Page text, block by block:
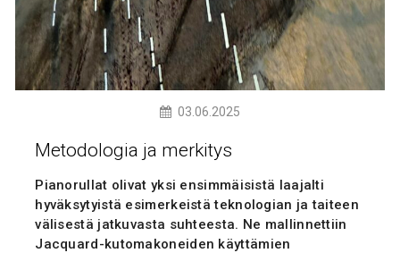
03.06.2025
Metodologia ja merkitys
Pianorullat olivat yksi ensimmäisistä laajalti
hyväksytyistä esimerkeistä teknologian ja taiteen
välisestä jatkuvasta suhteesta. Ne mallinnettiin
Jacquard-kutomakoneiden käyttämien